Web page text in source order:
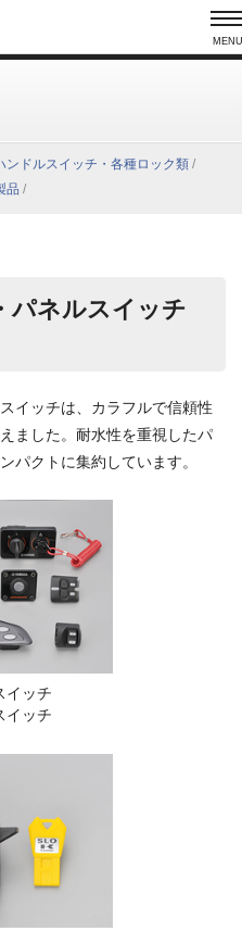
MENU
ンドルスイッチ・各種ロック類 /
品 /
パネルスイッチ
イッチは、カラフルで信頼性
ました。耐水性を重視したパ
パクトに集約しています。
イッチ
イッチ